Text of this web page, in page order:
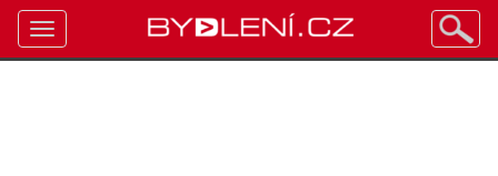
Toggle
navigation